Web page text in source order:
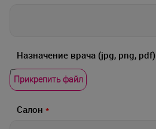
Назначение врача (jpg, png, pdf)
Прикрепить файл
Салон *